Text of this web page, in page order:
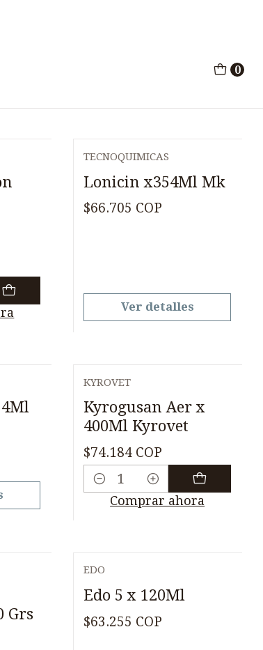
0
TECNOQUIMICAS
Lonicin x354Ml Mk
$66.705 COP
Ver detalles
KYROVET
Kyrogusan Aer x
400Ml Kyrovet
$74.184 COP
Cantidad
Comprar ahora
Grs
EDO
Edo 5 x 120Ml
$63.255 COP